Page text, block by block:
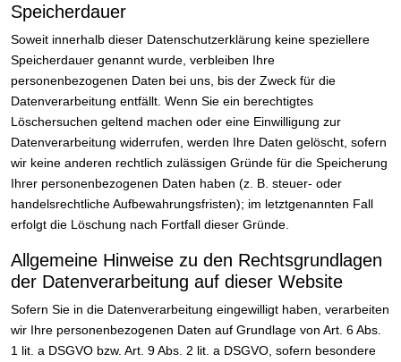
Speicherdauer
Soweit innerhalb dieser Datenschutzerklärung keine speziellere
Speicherdauer genannt wurde, verbleiben Ihre
personenbezogenen Daten bei uns, bis der Zweck für die
Datenverarbeitung entfällt. Wenn Sie ein berechtigtes
Löschersuchen geltend machen oder eine Einwilligung zur
Datenverarbeitung widerrufen, werden Ihre Daten gelöscht, sofern
wir keine anderen rechtlich zulässigen Gründe für die Speicherung
Ihrer personenbezogenen Daten haben (z. B. steuer- oder
handelsrechtliche Aufbewahrungsfristen); im letztgenannten Fall
erfolgt die Löschung nach Fortfall dieser Gründe.
Allgemeine Hinweise zu den Rechtsgrundlagen
der Datenverarbeitung auf dieser Website
Sofern Sie in die Datenverarbeitung eingewilligt haben, verarbeiten
wir Ihre personenbezogenen Daten auf Grundlage von Art. 6 Abs.
1 lit. a DSGVO bzw. Art. 9 Abs. 2 lit. a DSGVO, sofern besondere